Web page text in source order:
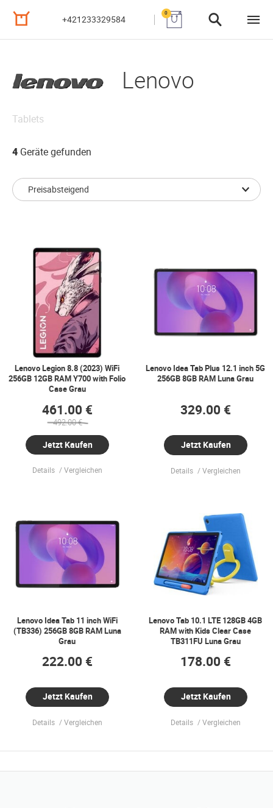
+421233329584
0
Lenovo
Tablets
4 Geräte gefunden
Lenovo Legion 8.8 (2023) WiFi
256GB 12GB RAM Y700 with Folio
Case Grau
461.00 €
492.00 €
Jetzt Kaufen
Details Vergleichen
Lenovo Idea Tab Plus 12.1 inch 5G
256GB 8GB RAM Luna Grau
329.00 €
Jetzt Kaufen
Details Vergleichen
Lenovo Idea Tab 11 inch WiFi
(TB336) 256GB 8GB RAM Luna
Grau
222.00 €
Jetzt Kaufen
Details Vergleichen
Lenovo Tab 10.1 LTE 128GB 4GB
RAM with Kids Clear Case
TB311FU Luna Grau
178.00 €
Jetzt Kaufen
Details Vergleichen